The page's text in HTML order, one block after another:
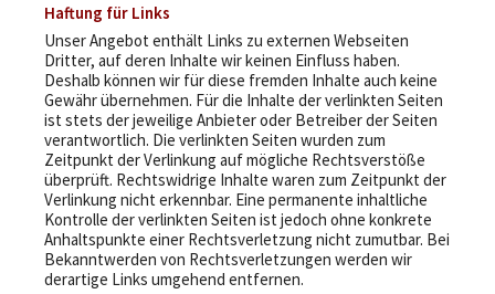
Haftung für Links
Unser Angebot enthält Links zu externen Webseiten
Dritter, auf deren Inhalte wir keinen Einfluss haben.
Deshalb können wir für diese fremden Inhalte auch keine
Gewähr übernehmen. Für die Inhalte der verlinkten Seiten
ist stets der jeweilige Anbieter oder Betreiber der Seiten
verantwortlich. Die verlinkten Seiten wurden zum
Zeitpunkt der Verlinkung auf mögliche Rechtsverstöße
überprüft. Rechtswidrige Inhalte waren zum Zeitpunkt der
Verlinkung nicht erkennbar. Eine permanente inhaltliche
Kontrolle der verlinkten Seiten ist jedoch ohne konkrete
Anhaltspunkte einer Rechtsverletzung nicht zumutbar. Bei
Bekanntwerden von Rechtsverletzungen werden wir
derartige Links umgehend entfernen.